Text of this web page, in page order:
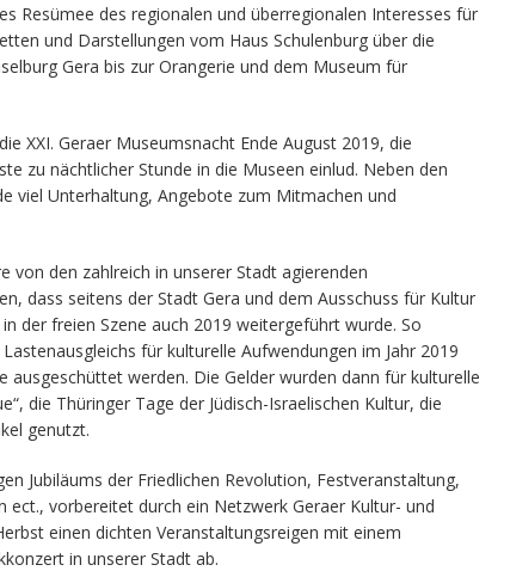
Resümee des regionalen und überregionalen Interesses für
und Darstellungen vom Haus Schulenburg über die
Gera bis zur Orangerie und dem Museum für
XXI. Geraer Museumsnacht Ende August 2019, die
zu nächtlicher Stunde in die Museen einlud. Neben den
viel Unterhaltung, Angebote zum Mitmachen und
von den zahlreich in unserer Stadt agierenden
dass seitens der Stadt Gera und dem Ausschuss für Kultur
der freien Szene auch 2019 weitergeführt wurde. So
für kulturelle Aufwendungen im Jahr 2019
ausgeschüttet werden. Die Gelder wurden dann für kulturelle
die Thüringer Tage der Jüdisch-Israelischen Kultur, die
genutzt.
Jubiläums der Friedlichen Revolution, Festveranstaltung,
ect., vorbereitet durch ein Netzwerk Geraer Kultur- und
einen dichten Veranstaltungsreigen mit einem
in unserer Stadt ab.